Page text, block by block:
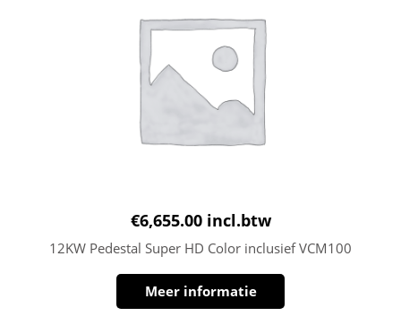
€6,655.00 incl.btw
12KW Pedestal Super HD Color inclusief VCM100
Meer informatie